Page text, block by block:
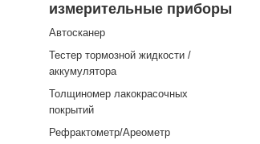
измерительные приборы
Автосканер
Тестер тормозной жидкости /
аккумулятора
Толщиномер лакокрасочных
покрытий
Рефрактометр/Ареометр